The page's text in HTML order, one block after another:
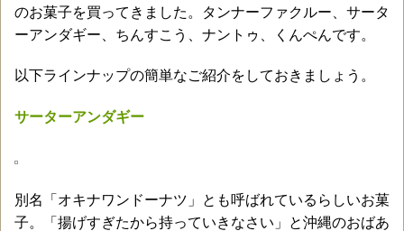
のお菓子を買ってきました。タンナーファクルー、サータ
ーアンダギー、ちんすこう、ナントゥ、くんぺんです。
以下ラインナップの簡単なご紹介をしておきましょう。
サーターアンダギー
別名「オキナワンドーナツ」とも呼ばれているらしいお菓
子。「揚げすぎたから持っていきなさい」と沖縄のおばあ